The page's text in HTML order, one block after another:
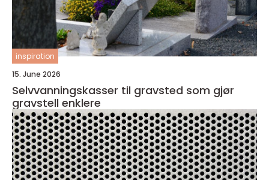
inspiration
15. June 2026
Selvvanningskasser til gravsted som gjør
gravstell enklere